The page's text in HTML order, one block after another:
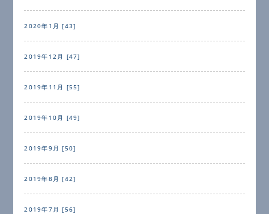
2020年1月 [43]
2019年12月 [47]
2019年11月 [55]
2019年10月 [49]
2019年9月 [50]
2019年8月 [42]
2019年7月 [56]